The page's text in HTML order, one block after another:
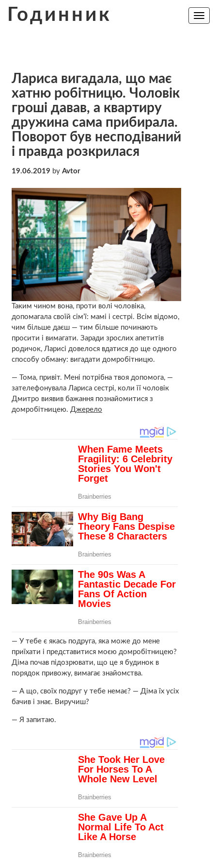
Годинник
Toggle
Лариса вигадала, що має
хатню робітницю. Чоловік
гроші давав, а квартиру
дружина сама прибирала.
Поворот був несподіваний
і правда розкрилася
19.06.2019 by Avtor
Таким чином вона, проти волі чоловіка,
допомагала своїй сім’ї: мамі і сестрі. Всім відомо,
чим більше даєш — тим більше починають
просити і вимагати. Заради зрослих апетитів
родичок, Ларисі довелося вдатися до ще одного
способу обману: вигадати домробітницю.
— Тома, привіт. Мені потрібна твоя допомога, —
зателефонувала Лариса сестрі, коли її чоловік
Дмитро виявив бажання познайомитися з
домробітницею. Джерело
— У тебе є якась подруга, яка може до мене
приїхати і представитися моєю домробітницею?
Діма почав підозрювати, що це я будинок в
порядок привожу, вимагає знайомства.
— А що, своїх подруг у тебе немає? — Діма їх усіх
бачив і знає. Виручиш?
— Я запитаю.